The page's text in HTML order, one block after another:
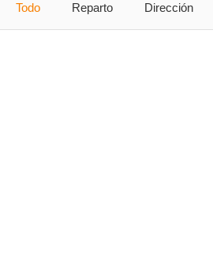
Todo Reparto Dirección